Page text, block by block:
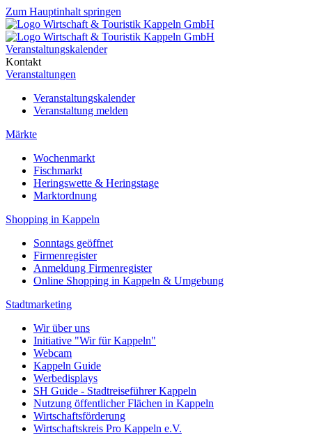
Zum Hauptinhalt springen
Veranstaltungskalender
Kontakt
Veranstaltungen
Veranstaltungskalender
Veranstaltung melden
Märkte
Wochenmarkt
Fischmarkt
Heringswette & Heringstage
Marktordnung
Shopping in Kappeln
Sonntags geöffnet
Firmenregister
Anmeldung Firmenregister
Online Shopping in Kappeln & Umgebung
Stadtmarketing
Wir über uns
Initiative "Wir für Kappeln"
Webcam
Kappeln Guide
Werbedisplays
SH Guide - Stadtreiseführer Kappeln
Nutzung öffentlicher Flächen in Kappeln
Wirtschaftsförderung
Wirtschaftskreis Pro Kappeln e.V.